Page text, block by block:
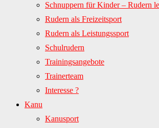
Schnuppern für Kinder – Rudern
Rudern als Freizeitsport
Rudern als Leistungssport
Schulrudern
Trainingsangebote
Trainerteam
Interesse ?
Kanu
Kanusport